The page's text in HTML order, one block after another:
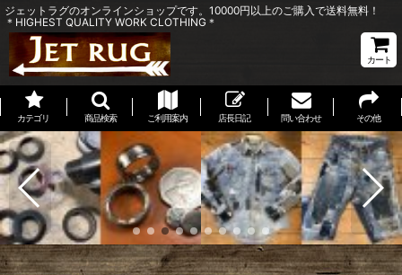
ジェットラグのオンラインショップです。10000円以上のご購入で送料無料！
＊HIGHEST QUALITY WORK CLOTHING＊
カート
カテゴリ 商品検索 ご利用案内 店長日記 問い合わせ その他